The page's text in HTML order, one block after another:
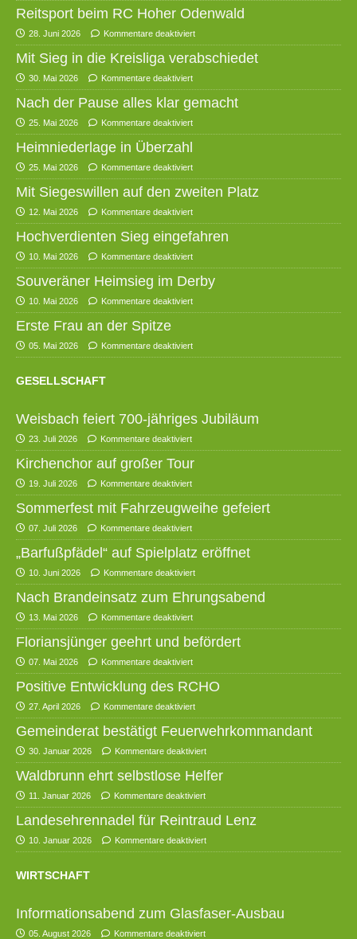
Reitsport beim RC Hoher Odenwald
28. Juni 2026 Kommentare deaktiviert
Mit Sieg in die Kreisliga verabschiedet
30. Mai 2026 Kommentare deaktiviert
Nach der Pause alles klar gemacht
25. Mai 2026 Kommentare deaktiviert
Heimniederlage in Überzahl
25. Mai 2026 Kommentare deaktiviert
Mit Siegeswillen auf den zweiten Platz
12. Mai 2026 Kommentare deaktiviert
Hochverdienten Sieg eingefahren
10. Mai 2026 Kommentare deaktiviert
Souveräner Heimsieg im Derby
10. Mai 2026 Kommentare deaktiviert
Erste Frau an der Spitze
05. Mai 2026 Kommentare deaktiviert
GESELLSCHAFT
Weisbach feiert 700-jähriges Jubiläum
23. Juli 2026 Kommentare deaktiviert
Kirchenchor auf großer Tour
19. Juli 2026 Kommentare deaktiviert
Sommerfest mit Fahrzeugweihe gefeiert
07. Juli 2026 Kommentare deaktiviert
„Barfußpfädel“ auf Spielplatz eröffnet
10. Juni 2026 Kommentare deaktiviert
Nach Brandeinsatz zum Ehrungsabend
13. Mai 2026 Kommentare deaktiviert
Floriansjünger geehrt und befördert
07. Mai 2026 Kommentare deaktiviert
Positive Entwicklung des RCHO
27. April 2026 Kommentare deaktiviert
Gemeinderat bestätigt Feuerwehrkommandant
30. Januar 2026 Kommentare deaktiviert
Waldbrunn ehrt selbstlose Helfer
11. Januar 2026 Kommentare deaktiviert
Landesehrennadel für Reintraud Lenz
10. Januar 2026 Kommentare deaktiviert
WIRTSCHAFT
Informationsabend zum Glasfaser-Ausbau
05. August 2026 Kommentare deaktiviert